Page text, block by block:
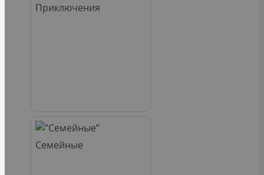
Приключения
Семейные